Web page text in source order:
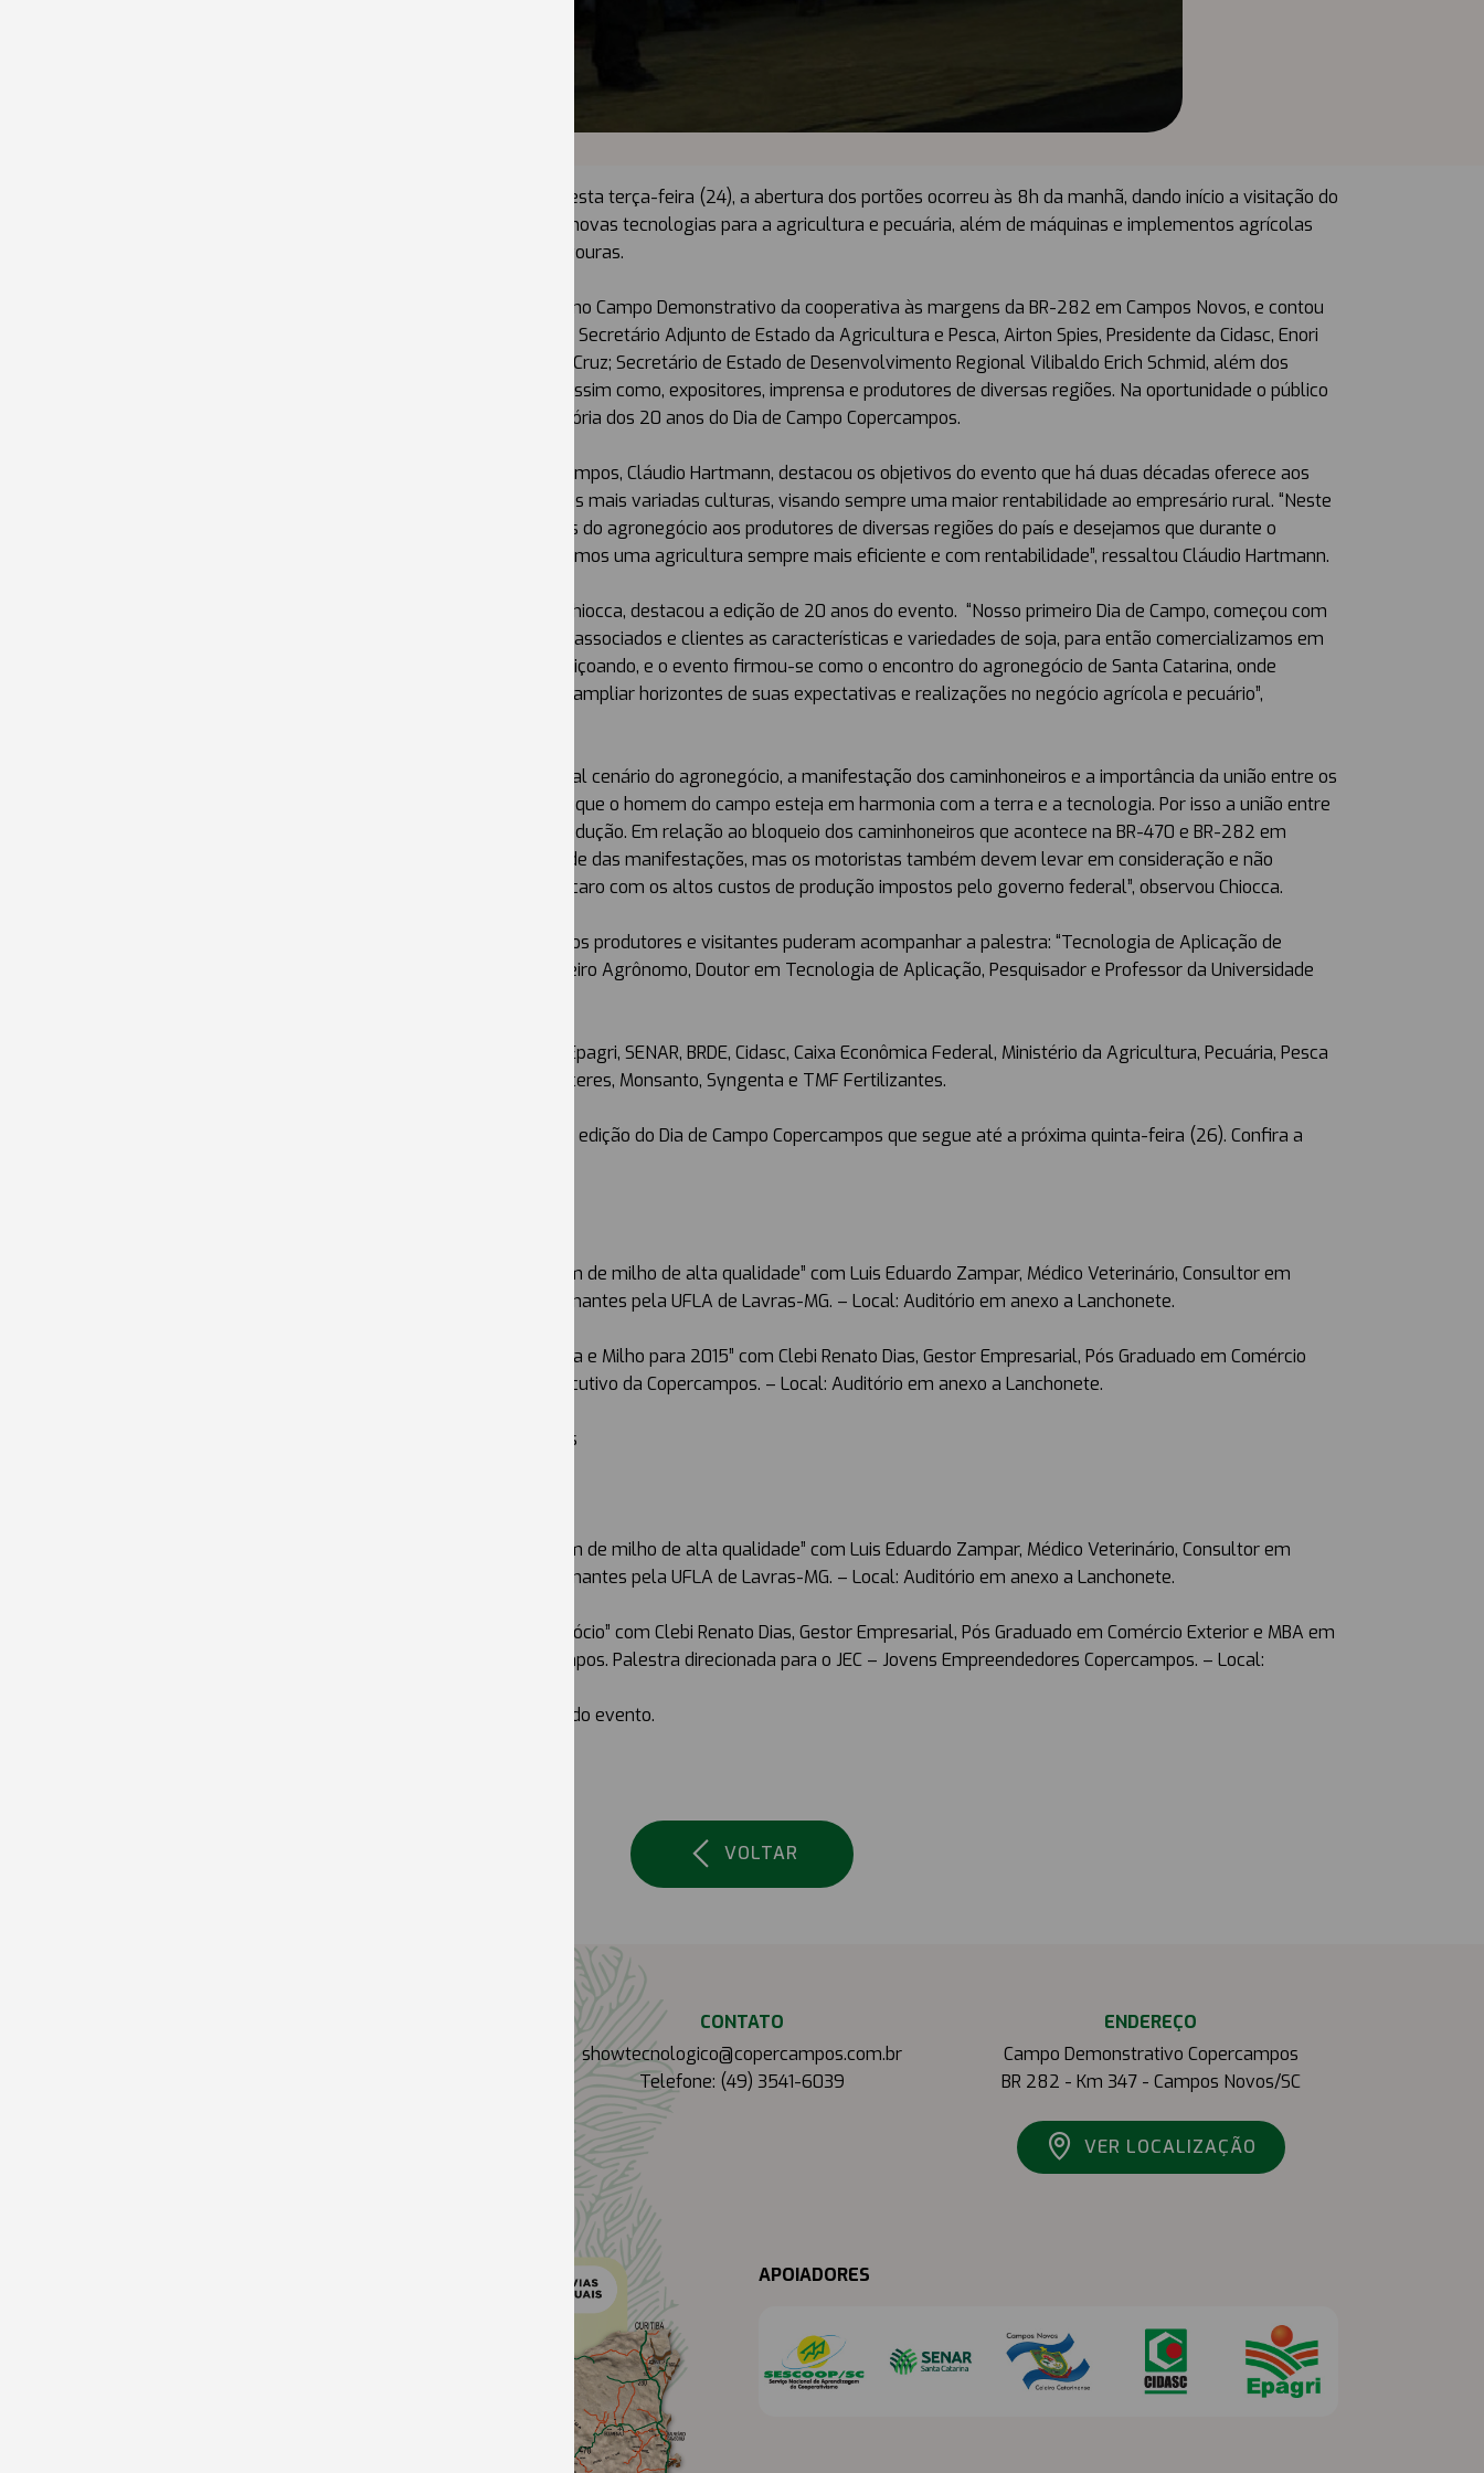
A 20ª edição do Dia de Campo Copercampos iniciou nesta terça-feira (24), a abertura dos portões ocorreu às 8h da manhã, dando início a visitação do
público, que pode conferir as novidades, a difusão de novas tecnologias para a agricultura e pecuária, além de máquinas e implementos agrícolas
que auxiliam, na produtividade e rentabilidade das lavouras.
A abertura oficial do evento, foi realizada às 11 horas, no Campo Demonstrativo da cooperativa às margens da BR-282 em Campos Novos, e contou
com a presença do Deputado Estadual Romildo Titon, Secretário Adjunto de Estado da Agricultura e Pesca, Airton Spies, Presidente da Cidasc, Enori
Barbieri, Prefeito Municipal de Campos Novos, Nelson Cruz; Secretário de Estado de Desenvolvimento Regional Vilibaldo Erich Schmid, além dos
Prefeitos dos municípios de atuação da cooperativa, assim como, expositores, imprensa e produtores de diversas regiões. Na oportunidade o público
acompanhou o vídeo institucional que resgatou a história dos 20 anos do Dia de Campo Copercampos.
Em seu discurso o Diretor Vice-presidente da Copercampos, Cláudio Hartmann, destacou os objetivos do evento que há duas décadas oferece aos
produtores o contato com as diversas tecnologias, nas mais variadas culturas, visando sempre uma maior rentabilidade ao empresário rural. “Neste
três dias, estaremos apresentando as potencialidades do agronegócio aos produtores de diversas regiões do país e desejamos que durante o
evento, possam aproveitar o máximo, para que tenhamos uma agricultura sempre mais eficiente e com rentabilidade”, ressaltou Cláudio Hartmann.
Já o Diretor Presidente da Copercampos, Luiz Carlos Chiocca, destacou a edição de 20 anos do evento. “Nosso primeiro Dia de Campo, começou com
algumas vitrines, onde demonstrávamos aos nossos associados e clientes as características e variedades de soja, para então comercializamos em
vários estados do país. Daquelas vitrines foi se aperfeiçoando, e o evento firmou-se como o encontro do agronegócio de Santa Catarina, onde
médios e grandes produtores têm a oportunidade de ampliar horizontes de suas expectativas e realizações no negócio agrícola e pecuário”,
Ainda durante sou discurso, Chiocca falou sobre o atual cenário do agronegócio, a manifestação dos caminhoneiros e a importância da união entre os
setores. “Para obtermos êxito na campo é necessário que o homem do campo esteja em harmonia com a terra e a tecnologia. Por isso a união entre
esses fatores a fundamental para uma excelente produção. Em relação ao bloqueio dos caminhoneiros que acontece na BR-470 e BR-282 em
Campos Novos, a Copercampos entende a necessidade das manifestações, mas os motoristas também devem levar em consideração e não
esquecer do homem do campo, que já está pagando caro com os altos custos de produção impostos pelo governo federal”, observou Chiocca.
Durante a programação do evento desta terça-feira, os produtores e visitantes puderam acompanhar a palestra: “Tecnologia de Aplicação de
Agroquímicos” com Marco Antônio Gandolfo, Engenheiro Agrônomo, Doutor em Tecnologia de Aplicação, Pesquisador e Professor da Universidade
O Dia de Campo Copercampos conta com o apoio da Epagri, SENAR, BRDE, Cidasc, Caixa Econômica Federal, Ministério da Agricultura, Pecuária, Pesca
e Abastecimento, Governo Federal, Bayer, Basf, Agroceres, Monsanto, Syngenta e TMF Fertilizantes.
A expectativa é que 12 mil pessoas participem da 20ª edição do Dia de Campo Copercampos que segue até a próxima quinta-feira (26). Confira a
10 horas – Palestra: “Garantindo o lucro com a silagem de milho de alta qualidade” com Luis Eduardo Zampar, Médico Veterinário, Consultor em
Nutrição Animal, Pós Graduado em Produção de Ruminantes pela UFLA de Lavras-MG. – Local: Auditório em anexo a Lanchonete.
13h 30min – Palestra: “Perspectiva do mercado de Soja e Milho para 2015” com Clebi Renato Dias, Gestor Empresarial, Pós Graduado em Comércio
Exterior e MBA em Finanças Corporativas, Diretor Executivo da Copercampos. – Local: Auditório em anexo a Lanchonete.
19 horas – Jantar de Confraternização dos Expositores
10 horas – Palestra: “Garantindo o lucro com a silagem de milho de alta qualidade” com Luis Eduardo Zampar, Médico Veterinário, Consultor em
Nutrição Animal, Pós Graduado em Produção de Ruminantes pela UFLA de Lavras-MG. – Local: Auditório em anexo a Lanchonete.
13h 30min – Palestra: “Análise de Mercado e Agronegócio” com Clebi Renato Dias, Gestor Empresarial, Pós Graduado em Comércio Exterior e MBA em
Finanças Corporativas, Diretor Executivo da Copercampos. Palestra direcionada para o JEC – Jovens Empreendedores Copercampos. – Local:
16 horas – Fechamento dos portões e encerramento do evento.
VOLTAR
CONTATO
showtecnologico@copercampos.com.br
Telefone: (49) 3541-6039
ENDEREÇO
Campo Demonstrativo Copercampos
BR 282 - Km 347 - Campos Novos/SC
VER LOCALIZAÇÃO
APOIADORES